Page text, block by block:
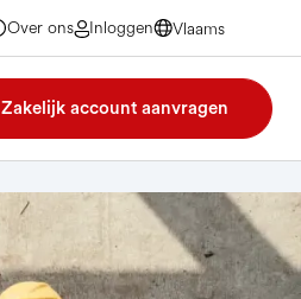
Over ons Inloggen
Vlaams
Vlaams
Vlaams
Zakelijk account aanvragen